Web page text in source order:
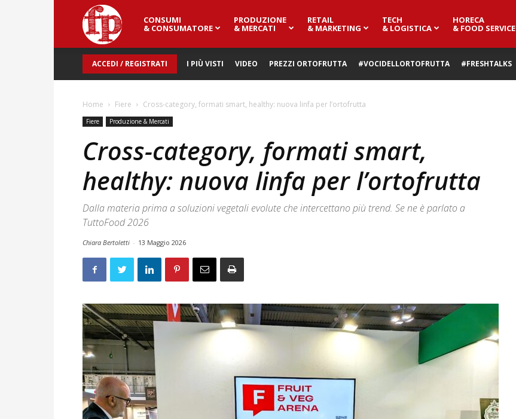
Fresh
Point
Magazine
CONSUMI
& CONSUMATORE
PRODUZIONE
& MERCATI
RETAIL
& MARKETING
TECH
& LOGISTICA
HORECA
& FOOD SERVICE
ACCEDI / REGISTRATI I PIÙ VISTI VIDEO PREZZI ORTOFRUTTA #VOCIDELLORTOFRUTTA #FRESHTALKS
Home Fiere Cross-category, formati smart, healthy: nuova linfa per l’ortofrutta
Fiere Produzione & Mercati
Cross-category, formati smart,
healthy: nuova linfa per l’ortofrutta
Dalla materia prima a soluzioni vegetali evolute che intercettano più trend. Se ne è parlato a
TuttoFood 2026
Chiara Bertoletti - 13 Maggio 2026